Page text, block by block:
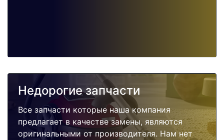
Недорогие запчасти
Все запчасти которые наша компания
предлагает в качестве замены, являются
оригинальными от производителя. Нам нет